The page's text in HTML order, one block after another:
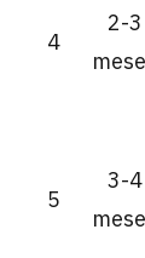
4
2-3
5
3-4